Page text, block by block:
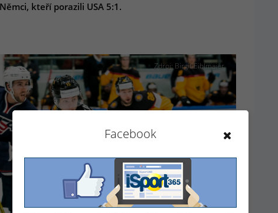
kteří porazili USA 5:1.
Zdroj: Birgit Eiblmaier
Facebook